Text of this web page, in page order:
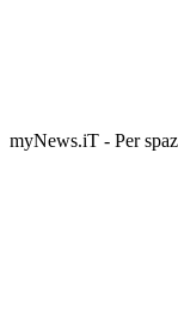
myNews.iT - Per